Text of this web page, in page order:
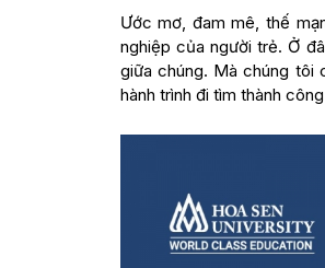
Ước mơ, đam mê, thế
nghiệp của người trẻ. Ở
giữa chúng. Mà chúng tôi
hành trình đi tìm thành